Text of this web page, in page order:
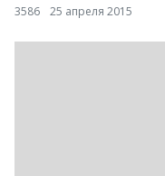
3586 25 апреля 2015